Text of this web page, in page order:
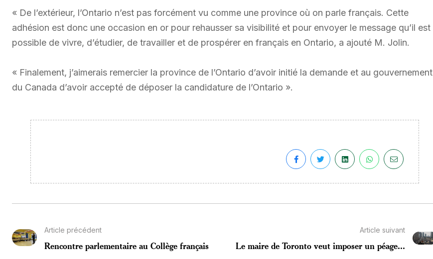
« De l’extérieur, l’Ontario n’est pas forcément vu comme une province où on parle français. Cette
adhésion est donc une occasion en or pour rehausser sa visibilité et pour envoyer le message qu’il est
possible de vivre, d’étudier, de travailler et de prospérer en français en Ontario, a ajouté M. Jolin.
« Finalement, j’aimerais remercier la province de l’Ontario d’avoir initié la demande et au gouvernement
du Canada d’avoir accepté de déposer la candidature de l’Ontario ».
Article précédent
Rencontre parlementaire au Collège français
Article suivant
Le maire de Toronto veut imposer un péage...